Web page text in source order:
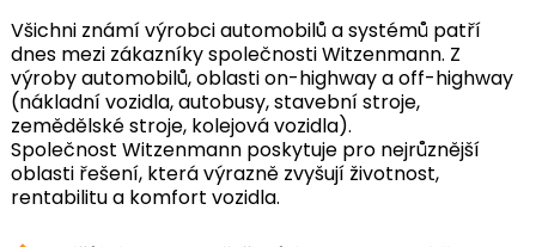
Všichni známí výrobci automobilů a systémů patří
dnes mezi zákazníky společnosti Witzenmann. Z
výroby automobilů, oblasti on-highway a off-highway
(nákladní vozidla, autobusy, stavební stroje,
zemědělské stroje, kolejová vozidla).
Společnost Witzenmann poskytuje pro nejrůznější
oblasti řešení, která výrazně zvyšují životnost,
rentabilitu a komfort vozidla.